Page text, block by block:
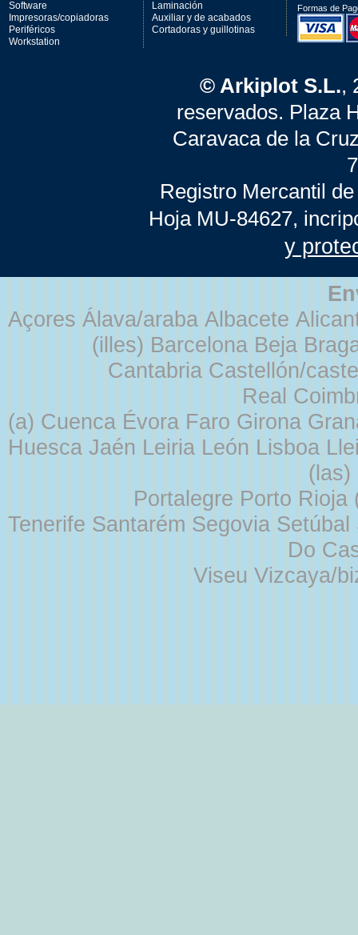
Software
Impresoras/copiadoras
Periféricos
Workstation
Laminación
Auxiliar y de acabados
Cortadoras y guillotinas
Formas de
© Arkiplot S.L.,
reservados. Plaza
Caravaca de la
Registro Mercantil
Hoja MU-84627,
y
Açores Álava/araba Albacete
(illes) Barcelona Beja
Cantabria Castellón/
Real
(a) Cuenca Évora Faro Girona
Huesca Jaén Leiria León Lisboa
Portalegre Porto
Tenerife Santarém Segovia
Do
Viseu Vizcaya/